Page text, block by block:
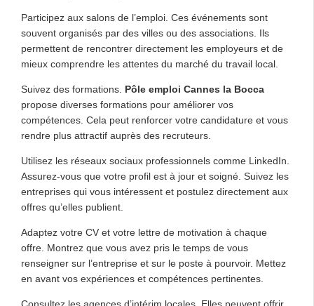
Participez aux salons de l’emploi. Ces événements sont
souvent organisés par des villes ou des associations. Ils
permettent de rencontrer directement les employeurs et de
mieux comprendre les attentes du marché du travail local.
Suivez des formations. Pôle emploi Cannes la Bocca
propose diverses formations pour améliorer vos
compétences. Cela peut renforcer votre candidature et vous
rendre plus attractif auprès des recruteurs.
Utilisez les réseaux sociaux professionnels comme LinkedIn.
Assurez-vous que votre profil est à jour et soigné. Suivez les
entreprises qui vous intéressent et postulez directement aux
offres qu’elles publient.
Adaptez votre CV et votre lettre de motivation à chaque
offre. Montrez que vous avez pris le temps de vous
renseigner sur l’entreprise et sur le poste à pourvoir. Mettez
en avant vos expériences et compétences pertinentes.